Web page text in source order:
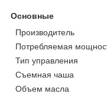
Основные
Производитель
Потребляемая
Тип управления
Съемная чаша
Объем масла